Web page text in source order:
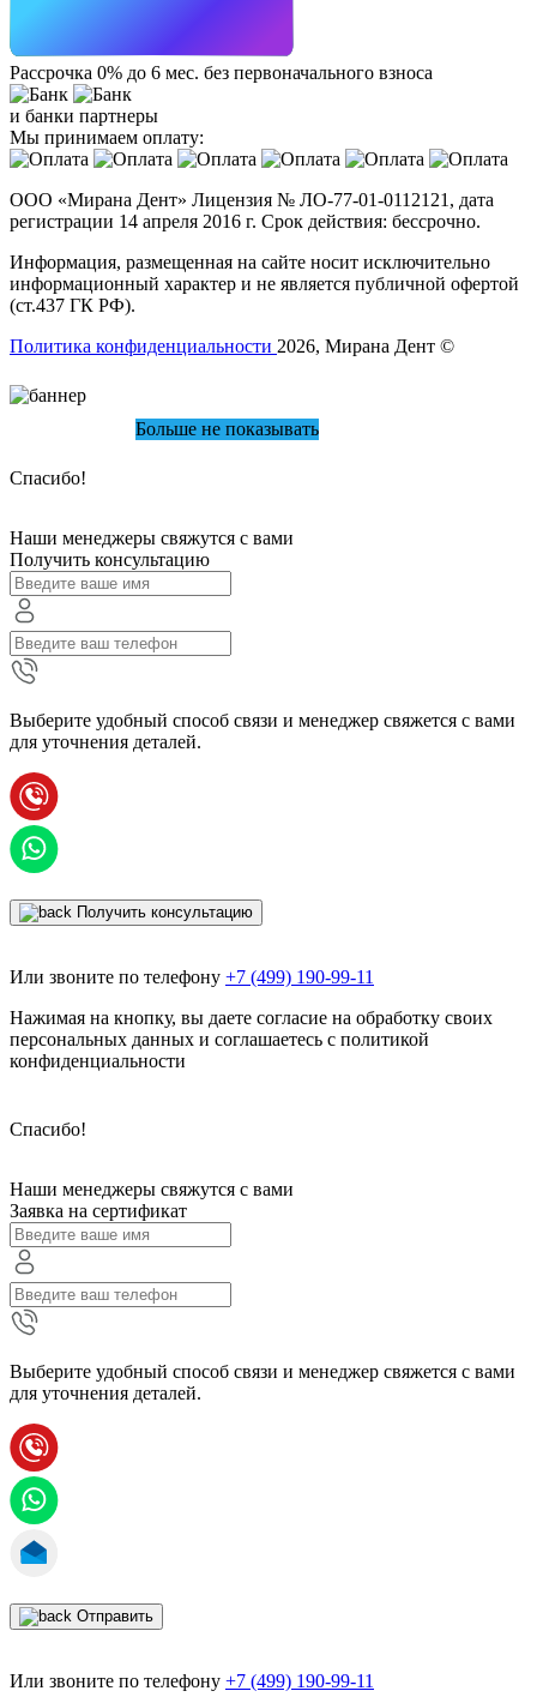
Рассрочка 0% до 6 мес. без первоначального взноса
и банки партнеры
Мы принимаем оплату:
ООО «Мирана Дент» Лицензия № ЛО-77-01-0112121, дата
регистрации 14 апреля 2016 г. Срок действия: бессрочно.
Информация, размещенная на сайте носит исключительно
информационный характер и не является публичной офертой
(ст.437 ГК РФ).
Политика конфиденциальности 2026, Мирана Дент ©
Больше не показывать
Спасибо!
Наши менеджеры свяжутся с вами
Получить консультацию
Выберите удобный способ связи и менеджер свяжется с вами
для уточнения деталей.
Получить консультацию
Или звоните по телефону +7 (499) 190-99-11
Нажимая на кнопку, вы даете согласие на обработку своих
персональных данных и соглашаетесь с политикой
конфиденциальности
Спасибо!
Наши менеджеры свяжутся с вами
Заявка на сертификат
Выберите удобный способ связи и менеджер свяжется с вами
для уточнения деталей.
Отправить
Или звоните по телефону +7 (499) 190-99-11